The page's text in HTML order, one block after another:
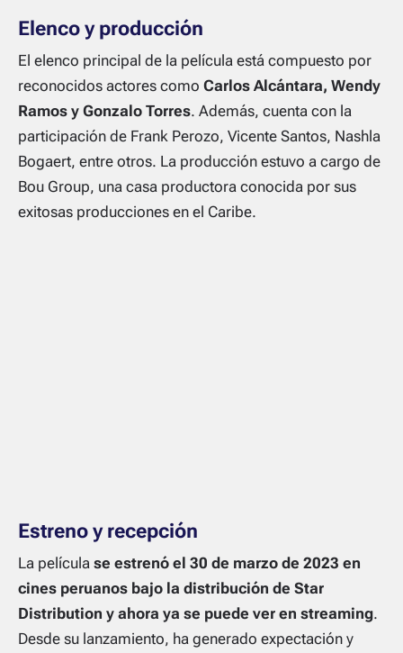
Elenco y producción
El elenco principal de la película está compuesto por
reconocidos actores como Carlos Alcántara, Wendy
Ramos y Gonzalo Torres. Además, cuenta con la
participación de Frank Perozo, Vicente Santos, Nashla
Bogaert, entre otros. La producción estuvo a cargo de
Bou Group, una casa productora conocida por sus
exitosas producciones en el Caribe.
Estreno y recepción
La película se estrenó el 30 de marzo de 2023 en
cines peruanos bajo la distribución de Star
Distribution y ahora ya se puede ver en streaming.
Desde su lanzamiento, ha generado expectación y